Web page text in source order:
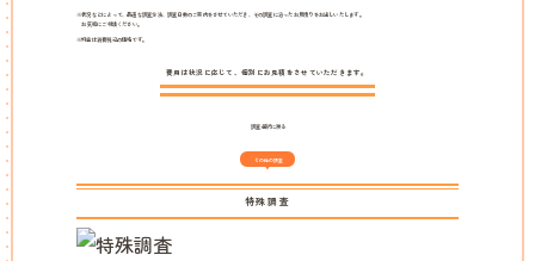
※状況などによって、最適な調査方法、調査日数のご案内をさせていただき、その調査に沿ったお見積りをお出しいたします。
お気軽にご相談ください。
※料金は消費税込の価格です。
費用は状況に応じて、個別にお見積をさせていただきます。
調査選択に戻る
その他の調査
特殊調査